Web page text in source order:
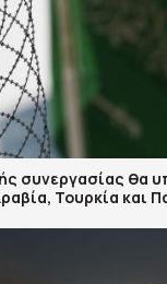
συνεργασίας θα
Τουρκία και